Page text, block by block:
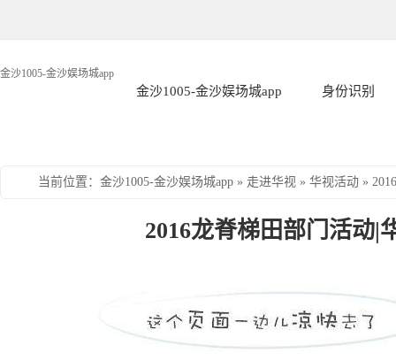
金沙1005-金沙娱场城app
金沙1005-金沙娱场城app 身份识别
当前位置 ： 金沙1005-金沙娱场城app » 走进华视 » 华视活动 »
2016龙脊梯田部门活动|